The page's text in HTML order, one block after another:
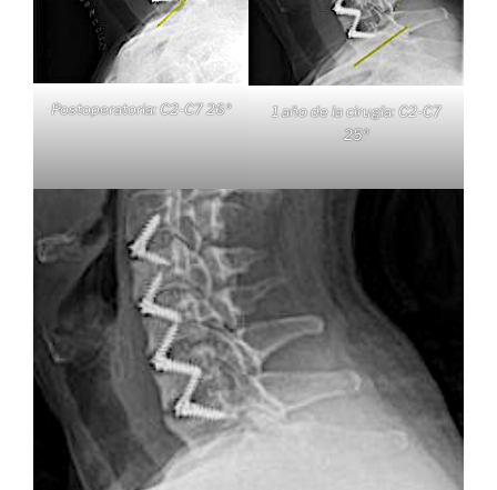
Postoperatoria: C2-C7 26º
1 año de la cirugía: C2-C7
25º